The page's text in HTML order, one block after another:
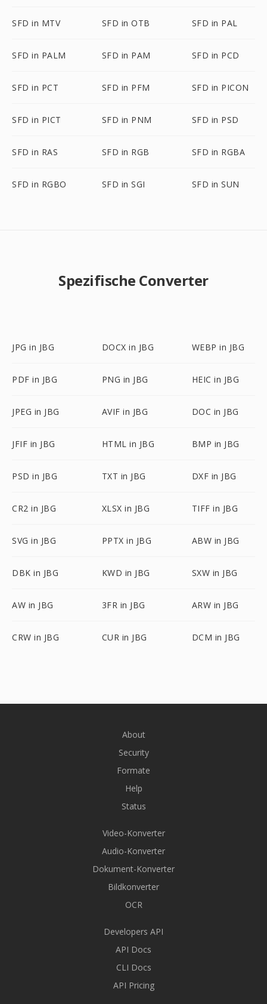
SFD in MTV SFD in OTB SFD in PAL
SFD in PALM SFD in PAM SFD in PCD
SFD in PCT SFD in PFM SFD in PICON
SFD in PICT SFD in PNM SFD in PSD
SFD in RAS SFD in RGB SFD in RGBA
SFD in RGBO SFD in SGI SFD in SUN
Spezifische Converter
JPG in JBG DOCX in JBG WEBP in JBG
PDF in JBG PNG in JBG HEIC in JBG
JPEG in JBG AVIF in JBG DOC in JBG
JFIF in JBG HTML in JBG BMP in JBG
PSD in JBG TXT in JBG DXF in JBG
CR2 in JBG XLSX in JBG TIFF in JBG
SVG in JBG PPTX in JBG ABW in JBG
DBK in JBG KWD in JBG SXW in JBG
AW in JBG 3FR in JBG ARW in JBG
CRW in JBG CUR in JBG DCM in JBG
About
Security
Formate
Help
Status
Video-Konverter
Audio-Konverter
Dokument-Konverter
Bildkonverter
OCR
Developers API
API Docs
CLI Docs
API Pricing